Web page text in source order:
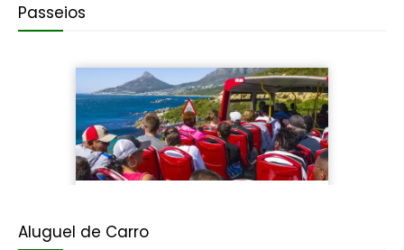
Passeios
Aluguel de Carro